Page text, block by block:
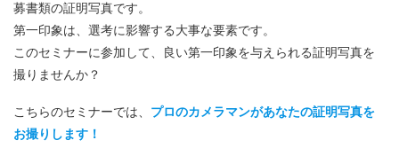
募書類の証明写真です。
第一印象は、選考に影響する大事な要素です。
このセミナーに参加して、良い第一印象を与えられる証明写真を
撮りませんか？
こちらのセミナーでは、 プロのカメラマンがあなたの証明写真を
お撮りします！